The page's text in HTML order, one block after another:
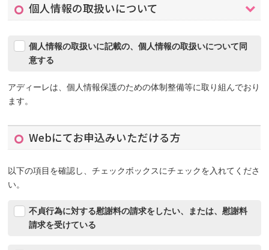
個人情報の取扱いについて
個人情報の取扱いに記載の、個人情報の取扱いについて同
意する
アディーレは、個人情報保護のための体制整備等に取り組んでおり
ます。
Webにてお申込みいただける方
以下の項目を確認し、チェックボックスにチェックを入れてくださ
い。
不貞行為に対する慰謝料の請求をしたい、または、慰謝料
請求を受けている